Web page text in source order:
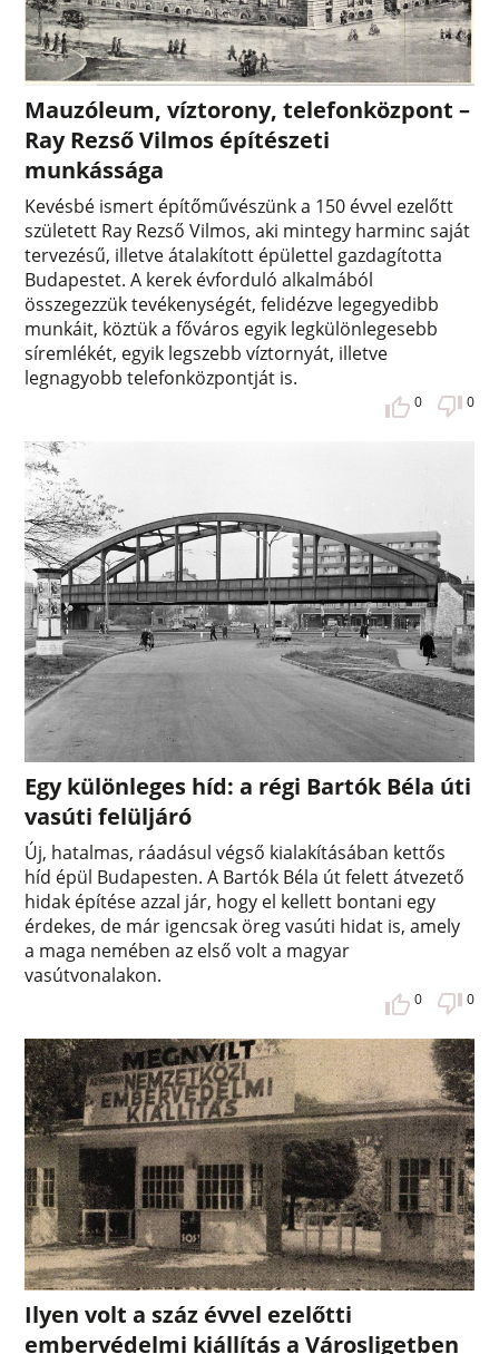
Mauzóleum, víztorony, telefonközpont –
Ray Rezső Vilmos építészeti
munkássága
Kevésbé ismert építőművészünk a 150 évvel ezelőtt
született Ray Rezső Vilmos, aki mintegy harminc saját
tervezésű, illetve átalakított épülettel gazdagította
Budapestet. A kerek évforduló alkalmából
összegezzük tevékenységét, felidézve legegyedibb
munkáit, köztük a főváros egyik legkülönlegesebb
síremlékét, egyik legszebb víztornyát, illetve
legnagyobb telefonközpontját is.
0 0
Egy különleges híd: a régi Bartók Béla úti
vasúti felüljáró
Új, hatalmas, ráadásul végső kialakításában kettős
híd épül Budapesten. A Bartók Béla út felett átvezető
hidak építése azzal jár, hogy el kellett bontani egy
érdekes, de már igencsak öreg vasúti hidat is, amely
a maga nemében az első volt a magyar
vasútvonalakon.
0 0
Ilyen volt a száz évvel ezelőtti
embervédelmi kiállítás a Városligetben